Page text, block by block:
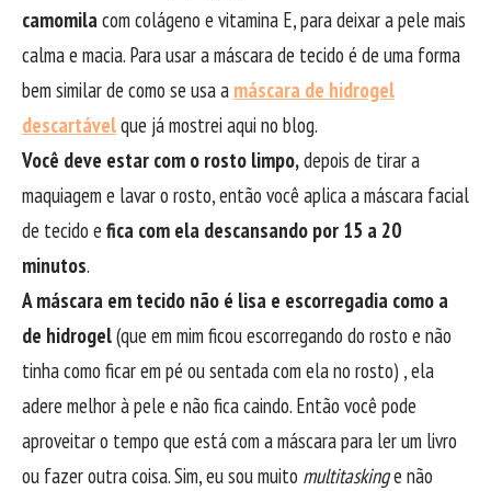
camomilacom colágeno e vitamina E, para deixar a pele mais
calma e macia. Para usar a máscara de tecido é de uma forma
bem similar de como se usa a máscara de hidrogel
descartávelque já mostrei aqui no blog.
Você deve estar com o rosto limpo,depois de tirar a
maquiagem e lavar o rosto, então você aplica a máscara facial
de tecido e fica com ela descansando por 15 a 20
minutos.
A máscara em tecido não é lisa e escorregadia como a
de hidrogel(que em mim ficou escorregando do rosto e não
tinha como ficar em pé ou sentada com ela no rosto) , ela
adere melhor à pele e não fica caindo. Então você pode
aproveitar o tempo que está com a máscara para ler um livro
ou fazer outra coisa. Sim, eu sou muito multitaskinge não